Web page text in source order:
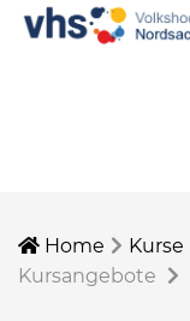
Home Kurse
Kursangebote